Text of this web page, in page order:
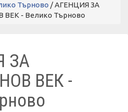
Търново / AГЕНЦИЯ ЗА
- Велико Търново
ЗА
ВЕК -